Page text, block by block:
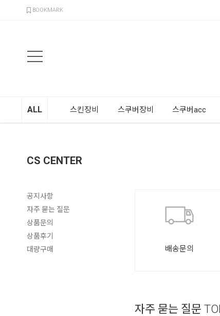
BOOKMARK
ALL 스킨장비 스쿠버장비 스쿠버acc
CS CENTER
공지사항
자주 묻는 질문
상품문의
상품후기
대량구매
배송문의
자주 묻는 질문